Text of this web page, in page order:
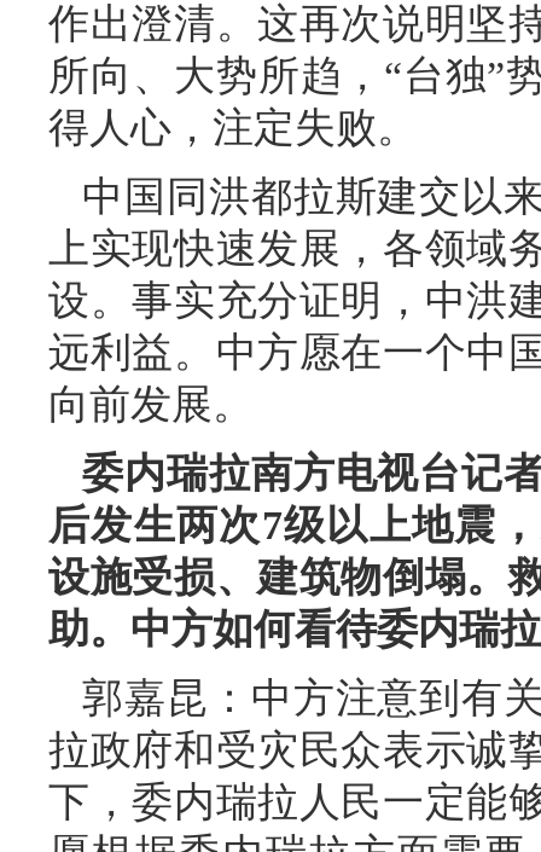
作出澄清。这再次说明坚
所向、大势所趋，“台独”
得人心，注定失败。
中国同洪都拉斯建交以
上实现快速发展，各领域
设。事实充分证明，中洪
远利益。中方愿在一个中
向前发展。
委内瑞拉南方电视台记
后发生两次7级以上地震
设施受损、建筑物倒塌。
助。中方如何看待委内瑞
郭嘉昆：中方注意到有
拉政府和受灾民众表示诚
下，委内瑞拉人民一定能